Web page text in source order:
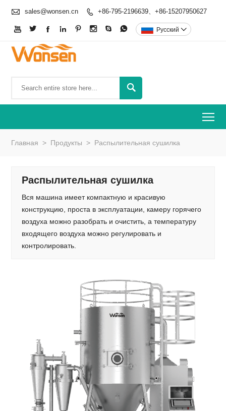
 sales@wonsen.cn  +86-795-2196639、+86-15207950627
        Pусский 

Главная > Продукты > Распылительная сушилка
Распылительная сушилка
Вся машина имеет компактную и красивую
конструкцию, проста в эксплуатации, камеру горячего
воздуха можно разобрать и очистить, а температуру
входящего воздуха можно регулировать и
контролировать.